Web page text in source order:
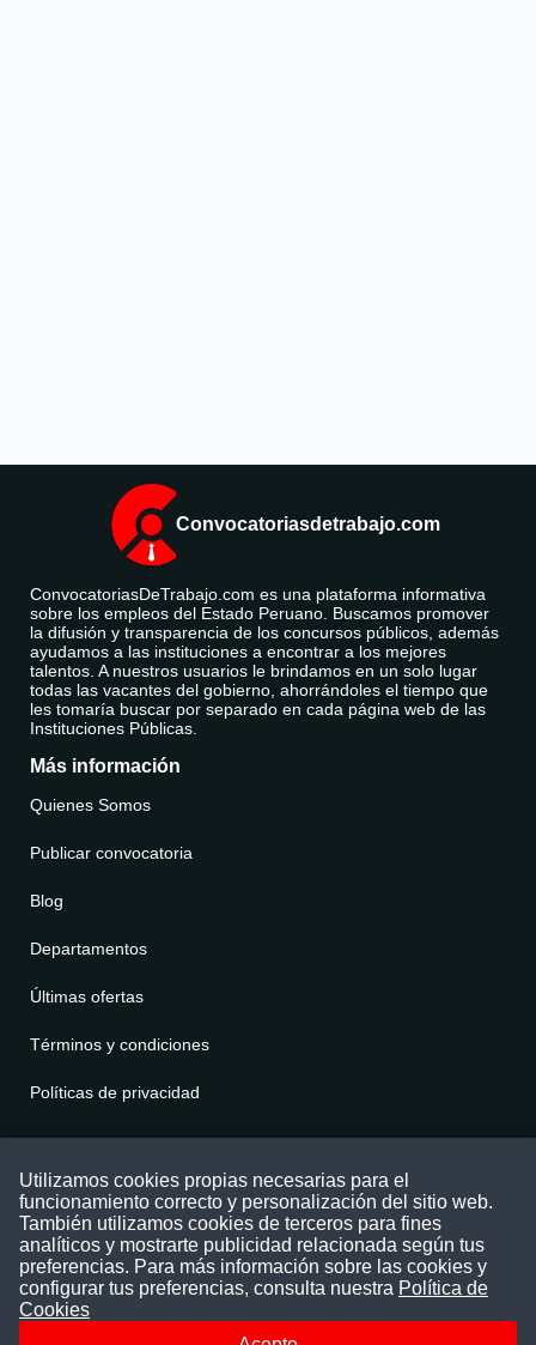
Convocatoriasdetrabajo.com
ConvocatoriasDeTrabajo.com es una plataforma informativa
sobre los empleos del Estado Peruano. Buscamos promover
la difusión y transparencia de los concursos públicos, además
ayudamos a las instituciones a encontrar a los mejores
talentos. A nuestros usuarios le brindamos en un solo lugar
todas las vacantes del gobierno, ahorrándoles el tiempo que
les tomaría buscar por separado en cada página web de las
Instituciones Públicas.
Más información
Quienes Somos
Publicar convocatoria
Blog
Departamentos
Últimas ofertas
Términos y condiciones
Políticas de privacidad
Puede comunicarse con nosotros a través
nuestras redes sociales o del correo:
contacto@convocatoriasdetrabajo.com
Siguenos en:
Utilizamos cookies propias necesarias para el
funcionamiento correcto y personalización del sitio web.
También utilizamos cookies de terceros para fines
analíticos y mostrarte publicidad relacionada según tus
preferencias. Para más información sobre las cookies y
configurar tus preferencias, consulta nuestra Política de
Cookies